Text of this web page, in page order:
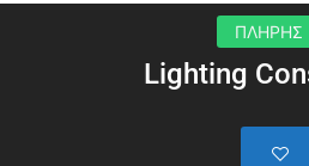
ΠΛΗΡΗΣ
Lighting